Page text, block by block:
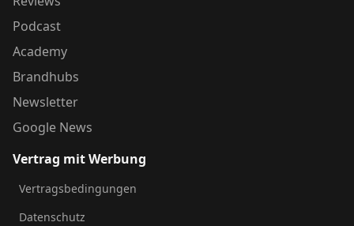
Podcast
Academy
Brandhubs
Newsletter
Google News
Vertrag mit Werbung
Vertragsbedingungen
Datenschutz